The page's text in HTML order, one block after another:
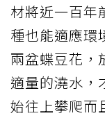
材將近一百年
種也能適應環
兩盆蝶豆花，
適量的澆水，
始往上攀爬而